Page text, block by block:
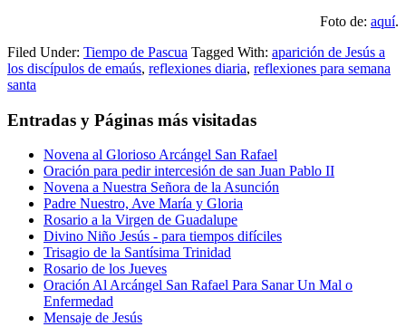
Foto de: aquí.
Filed Under: Tiempo de Pascua Tagged With: aparición de Jesús a
los discípulos de emaús, reflexiones diaria, reflexiones para semana
santa
Entradas y Páginas más visitadas
Novena al Glorioso Arcángel San Rafael
Oración para pedir intercesión de san Juan Pablo II
Novena a Nuestra Señora de la Asunción
Padre Nuestro, Ave María y Gloria
Rosario a la Virgen de Guadalupe
Divino Niño Jesús - para tiempos difíciles
Trisagio de la Santísima Trinidad
Rosario de los Jueves
Oración Al Arcángel San Rafael Para Sanar Un Mal o
Enfermedad
Mensaje de Jesús